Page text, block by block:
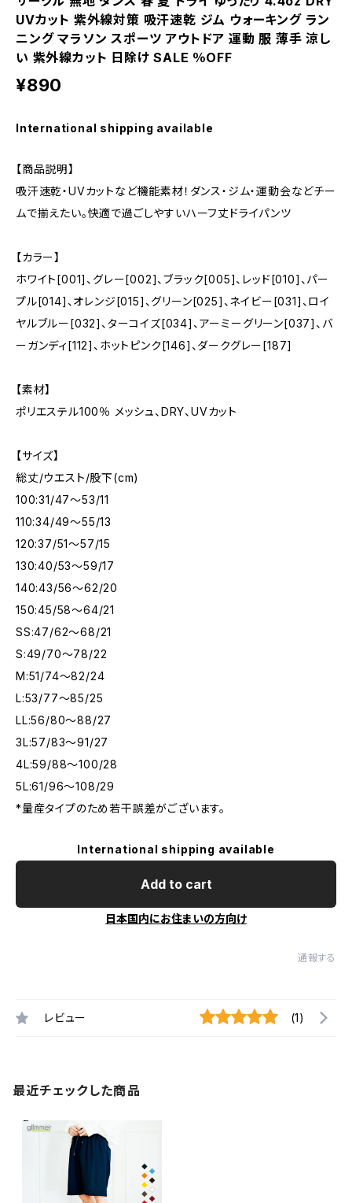
UVカット 紫外線対策 吸汗速乾 ジム ウォーキング ラン
ニング マラソン スポーツ アウトドア 運動 服 薄手 涼し
い 紫外線カット 日除け SALE ％OFF
¥890
International shipping available
【商品説明】
吸汗速乾・UVカットなど機能素材！ダンス・ジム・運動会などチー
ムで揃えたい。快適で過ごしやすいハーフ丈ドライパンツ
【カラー】
ホワイト[001]、グレー[002]、ブラック[005]、レッド[010]、パー
プル[014]、オレンジ[015]、グリーン[025]、ネイビー[031]、ロイ
ヤルブルー[032]、ターコイズ[034]、アーミーグリーン[037]、バ
ーガンディ[112]、ホットピンク[146]、ダークグレー[187]
【素材】
ポリエステル100％ メッシュ、DRY、UVカット
【サイズ】
総丈/ウエスト/股下(cm)
100:31/47～53/11
110:34/49～55/13
120:37/51～57/15
130:40/53～59/17
140:43/56～62/20
150:45/58～64/21
SS:47/62～68/21
S:49/70～78/22
M:51/74～82/24
L:53/77～85/25
LL:56/80～88/27
3L:57/83～91/27
4L:59/88～100/28
5L:61/96～108/29
*量産タイプのため若干誤差がございます。
International shipping available
Add to cart
日本国内にお住まいの方向け
通報する
レビュー (1)
最近チェックした商品